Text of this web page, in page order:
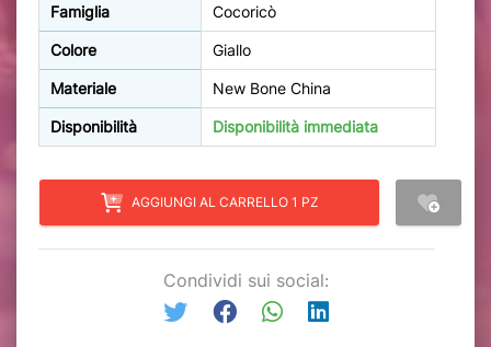
Famiglia Cocoricò
Colore Giallo
Materiale New Bone China
Disponibilità Disponibilità immediata
AGGIUNGI AL CARRELLO 1 PZ
Condividi sui social: